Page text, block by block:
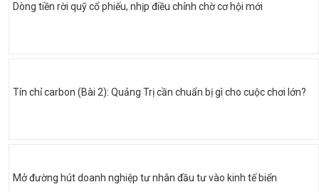
Dòng tiền rời quỹ cổ phiếu, nhịp điều chỉnh chờ cơ hội mới
Tín chỉ carbon (Bài 2): Quảng Trị cần chuẩn bị gì cho cuộc chơi lớn?
Mở đường hút doanh nghiệp tư nhân đầu tư vào kinh tế biển